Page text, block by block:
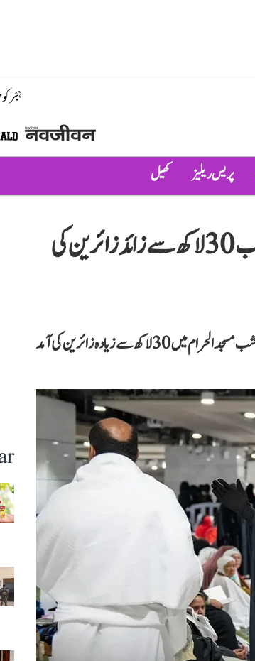
ہجر
پریس ریلیز کھیل
مسجد الحرام میں رمضان المبارک کی 23ویں شب 30 لاکھ سے زائد زائرین کی
وزیر حج و عمرہ ڈاکٹر توفیق الربیعہ نے بتایا ہے کہ رمضان المبارک کی 23ویں شب مسجد الحرام میں 30 لاکھ سے زیادہ زائرین کی آمد